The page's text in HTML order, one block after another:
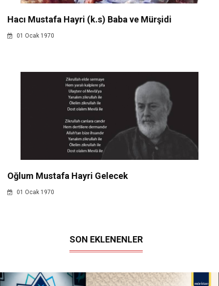
Hacı Mustafa Hayri (k.s) Baba ve Mürşidi
01 Ocak 1970
Oğlum Mustafa Hayri Gelecek
01 Ocak 1970
SON EKLENENLER